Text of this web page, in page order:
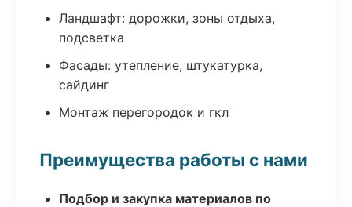
Ландшафт: дорожки, зоны отдыха,
подсветка
Фасады: утепление, штукатурка,
сайдинг
Монтаж перегородок и гкл
Преимущества работы с нами
Подбор и закупка материалов по